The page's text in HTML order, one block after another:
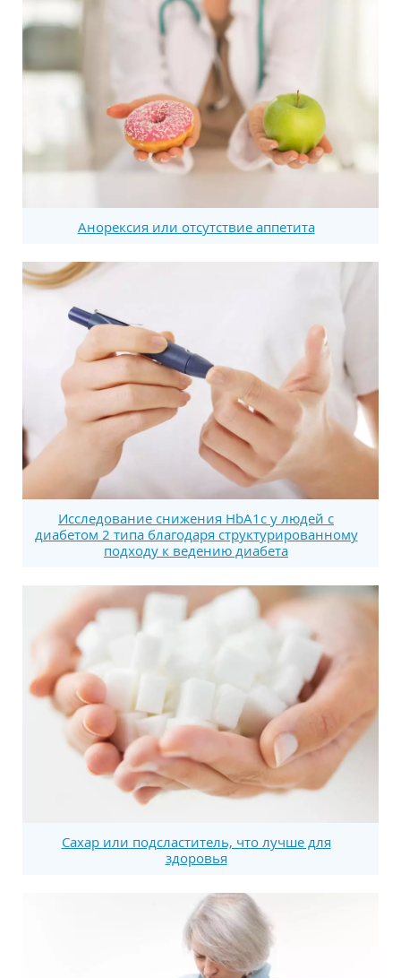
Анорексия или отсутствие аппетита
Исследование снижения HbA1c у людей с
диабетом 2 типа благодаря структурированному
подходу к ведению диабета
Сахар или подсластитель, что лучше для
здоровья